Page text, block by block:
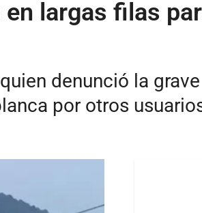
largas filas
denunció la
por otros